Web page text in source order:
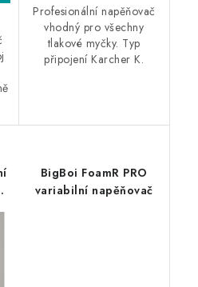
Profesionální napěňovač
vhodný pro všechny
tlakové myčky. Typ
připojení Karcher K.
BigBoi FoamR PRO
variabilní napěňovač